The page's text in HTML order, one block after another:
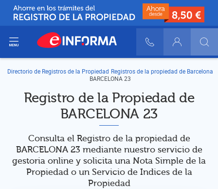
900 10 30 20
Login
del menú
Directorio de Registros de la Propiedad Registros de la propiedad de Barcelona
BARCELONA 23
Registro de la Propiedad de
BARCELONA 23
Consulta el Registro de la propiedad de
BARCELONA 23 mediante nuestro servicio de
gestoria online y solicita una Nota Simple de la
Propiedad o un Servicio de Indices de la
Propiedad